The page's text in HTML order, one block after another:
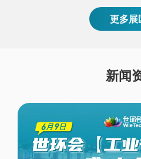
更多展
新闻